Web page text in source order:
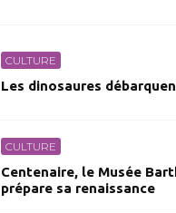
CULTURE
Les dinosaures
CULTURE
Centenaire, le Musée
prépare sa renaissance